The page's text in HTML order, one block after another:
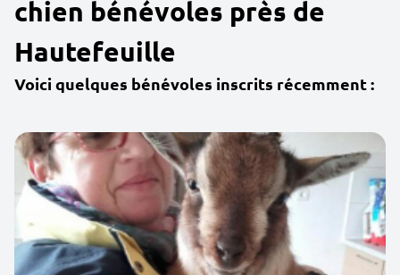
chien bénévoles près de
Hautefeuille
Voici quelques bénévoles inscrits récemment :